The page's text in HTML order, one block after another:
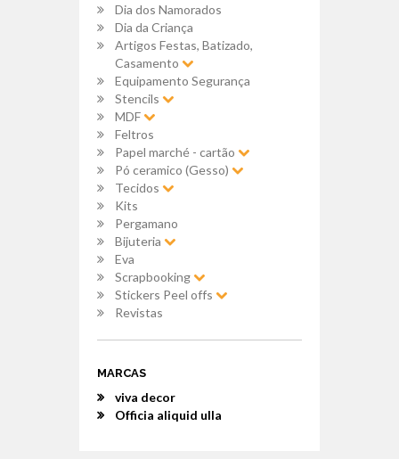
Dia dos Namorados
Dia da Criança
Artigos Festas, Batizado,
Casamento
Equipamento Segurança
Stencils
MDF
Feltros
Papel marché - cartão
Pó ceramico (Gesso)
Tecidos
Kits
Pergamano
Bijuteria
Eva
Scrapbooking
Stickers Peel offs
Revistas
MARCAS
viva decor
Officia aliquid ulla